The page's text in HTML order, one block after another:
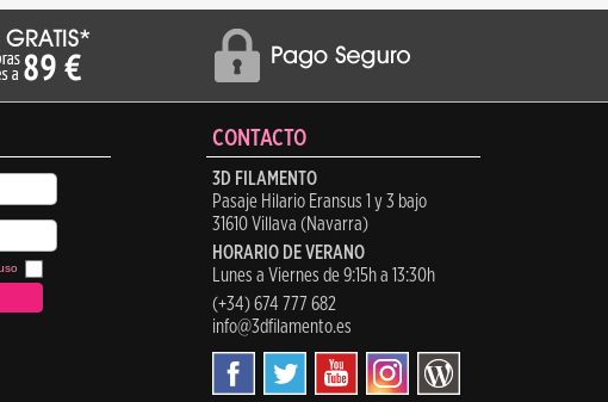
CONTACTO
3D FILAMENTO
Pasaje Hilario Eransus 1 y 3 bajo
31610 Villava (Navarra)
HORARIO DE VERANO
Lunes a Viernes de 9:15h a 13:30h
(+34) 674 777 682
info@3dfilamento.es